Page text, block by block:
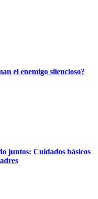
el enemigo silencioso?
juntos: Cuidados básicos